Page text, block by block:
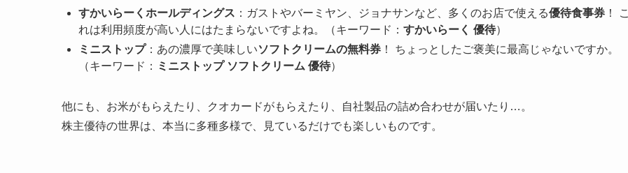
すかいらーくホールディングス ：ガストやバーミヤン、ジョナサンなど、多くのお店で使える優待食事券 ！ こ
れは利用頻度が高い人にはたまらないですよね。（キーワード： すかいらーく 優待）
ミニストップ：あの濃厚で美味しいソフトクリームの無料券 ！ ちょっとしたご褒美に最高じゃないですか。
（キーワード： ミニストップ ソフトクリーム 優待）
他にも、お米がもらえたり、クオカードがもらえたり、自社製品の詰め合わせが届いたり…。
株主優待の世界は、本当に多種多様で、見ているだけでも楽しいものです。